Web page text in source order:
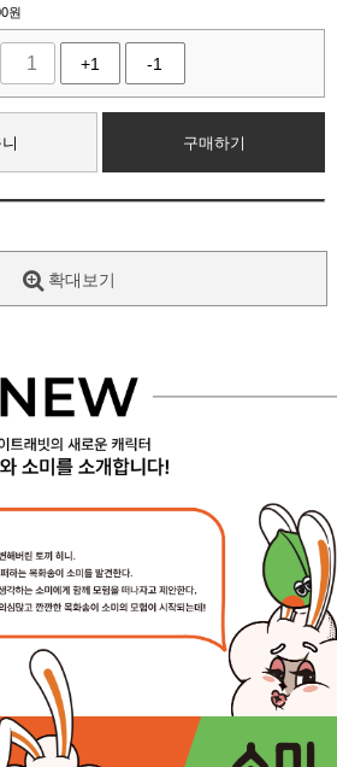
원
+1 -1
구매하기
확대보기